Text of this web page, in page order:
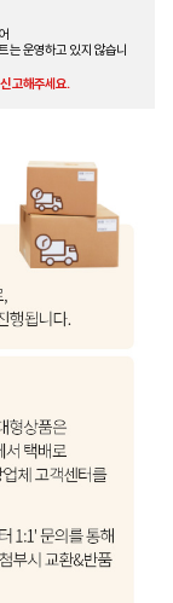
는 운영하고 있지 않습니
고해주세요.